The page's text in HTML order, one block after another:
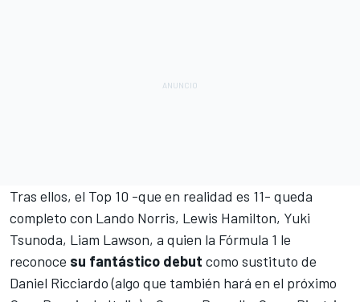
Tras ellos, el Top 10 -que en realidad es 11- queda
completo con Lando Norris, Lewis Hamilton, Yuki
Tsunoda, Liam Lawson, a quien la Fórmula 1 le
reconoce su fantástico debut como sustituto de
Daniel Ricciardo(algo que también hará en el próximo